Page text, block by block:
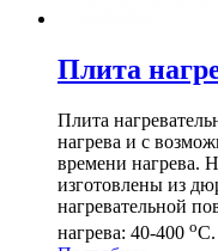
Плита
Плита
нагрева и с
времени нагрева.
изготовлены из
нагревательной
нагрева: 40-400 оС.